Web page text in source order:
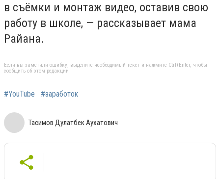
в съёмки и монтаж видео, оставив свою
работу в школе, — рассказывает мама
Райана.
Если вы заметили ошибку, выделите необходимый текст и нажмите Ctrl+Enter, чтобы
сообщить об этом редакции
#YouTube #заработок
Тасимов Дулатбек Аухатович